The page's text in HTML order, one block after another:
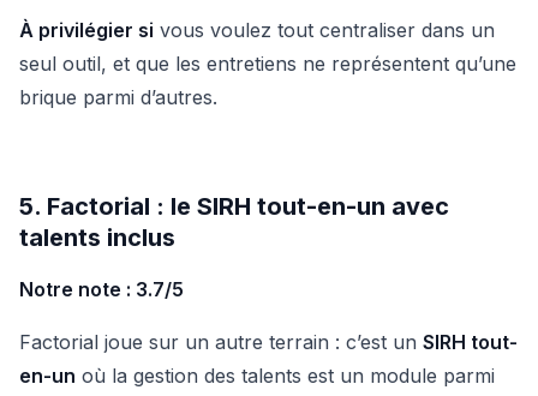
À privilégier si vous voulez tout centraliser dans un
seul outil, et que les entretiens ne représentent qu’une
brique parmi d’autres.
5. Factorial : le SIRH tout-en-un avec
talents inclus
Notre note : 3.7/5
Factorial joue sur un autre terrain : c’est un SIRH tout-
en-un où la gestion des talents est un module parmi